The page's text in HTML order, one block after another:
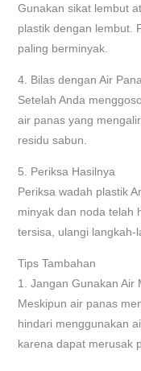
Gunakan sikat lembut
plastik dengan lembut.
paling berminyak.
4. Bilas dengan Air
Setelah Anda
air panas yang
residu sabun.
5. Periksa Hasilnya
Periksa wadah plastik
minyak dan noda telah
tersisa, ulangi langkah-
Tips Tambahan
1. Jangan Gunakan Air
Meskipun air panas
hindari menggunakan
karena dapat merusak